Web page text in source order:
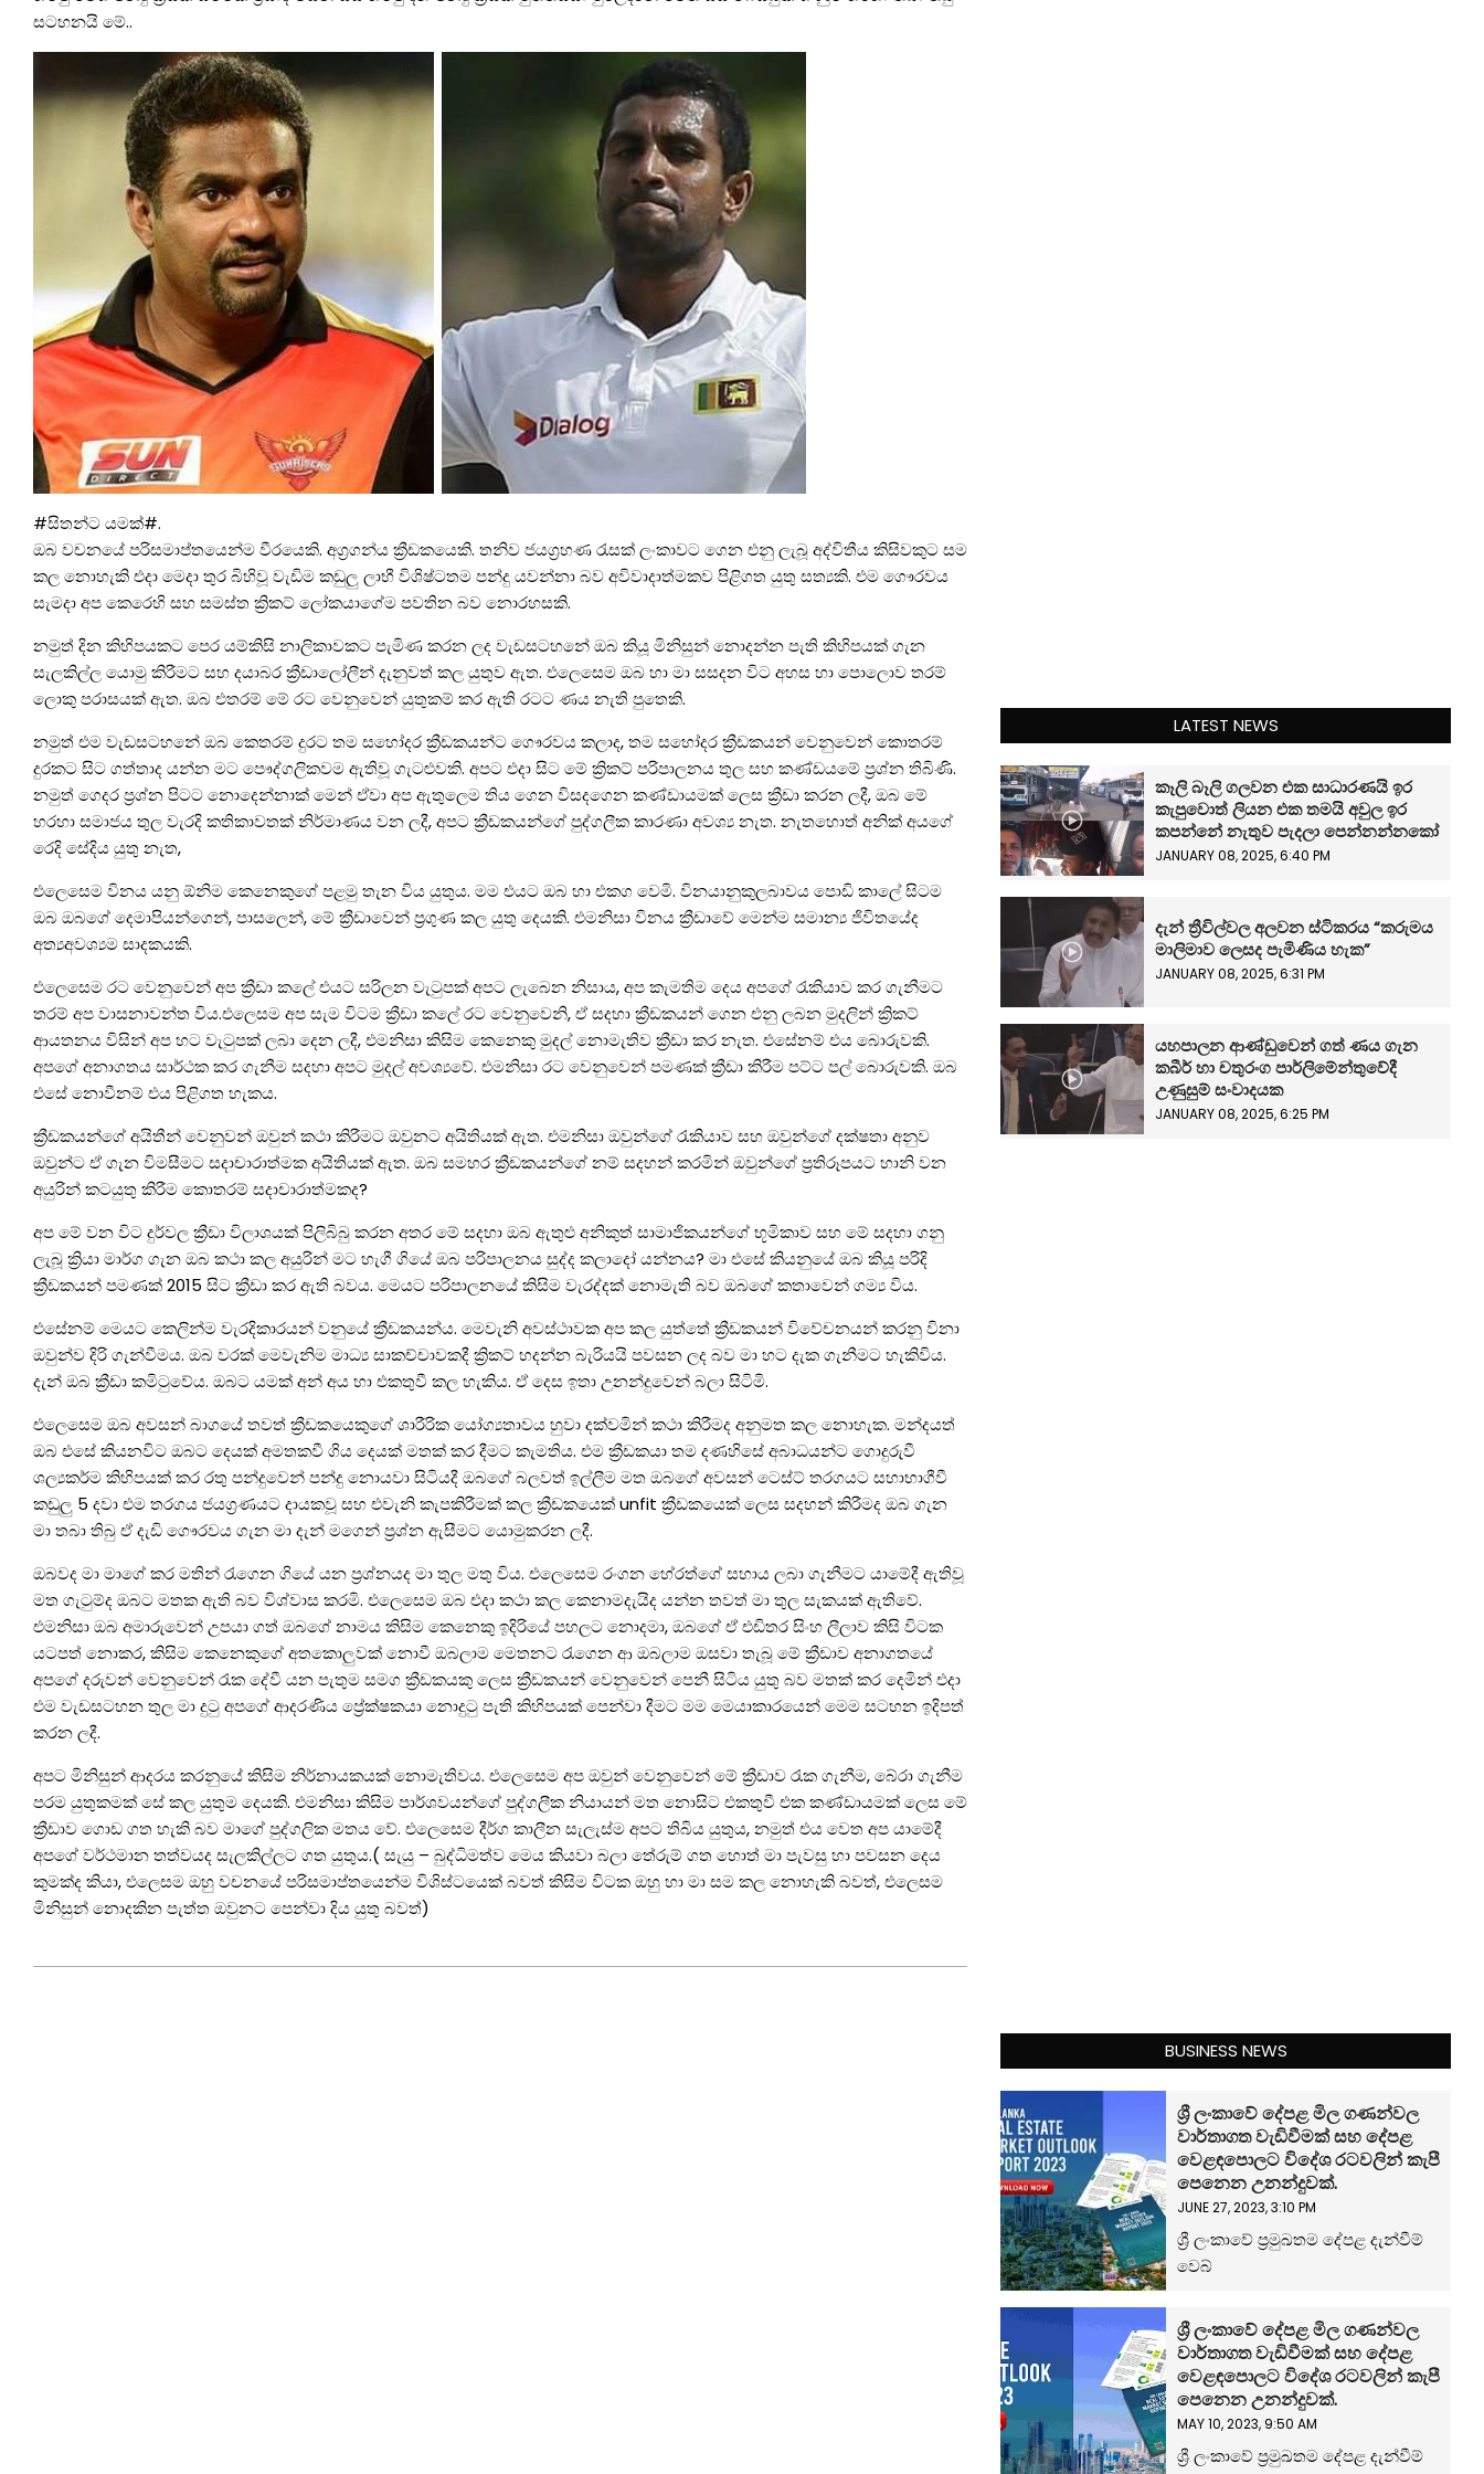
සටහනයි මේ..
#සිතන්ට යමක්#.
ඔබ වචනයේ පරිසමාප්තයෙන්ම වීරයෙකි. අග්‍රගන්ය ක්‍රීඩකයෙකි. තනිව ජයග්‍රහණ රැසක් ලංකාවට ගෙන එනු ලැබූ අද්විතීය කිසිවකුට සම
කල නොහැකි එදා මෙදා තුර බිහිවූ වැඩිම කඩුලු ලාභී විශිෂ්ටතම පන්දු යවන්නා බව අවිවාදාත්මකව පිළිගත යුතු සත්‍යකි. එම ගෞරවය
සැමදා අප කෙරෙහි සහ සමස්ත ක්‍රිකට් ලෝකයාගේම පවතින බව නොරහසකි.
නමුත් දින කිහිපයකට පෙර යම්කිසි නාලිකාවකට පැමිණ කරන ලද වැඩසටහනේ ඔබ කියූ මිනිසුන් නොදන්න පැති කිහිපයක් ගැන
සැලකිල්ල යොමු කිරීමට සහ දයාබර ක්‍රීඩාලෝලීන් දැනුවත් කල යුතුව ඇත. එලෙසෙම ඔබ හා මා සසදන විට අහස හා පොලොව තරම්
ලොකු පරාසයක් ඇත. ඔබ එතරම් මේ රට වෙනුවෙන් යුතුකම් කර ඇති රටට ණය නැති පුතෙකි.
නමුත් එම වැඩසටහනේ ඔබ කෙතරම් දුරට තම සහෝදර ක්‍රීඩකයන්ට ගෞරවය කලාද, තම සහෝදර ක්‍රීඩකයන් වෙනුවෙන් කොතරම්
දුරකට සිට ගත්තාද යන්න මට පෞද්ගලිකවම ඇතිවූ ගැටළුවකි. අපට එදා සිට මේ ක්‍රිකට් පරිපාලනය තුල සහ කණ්ඩයමේ ප්‍රශ්න තිබිණි.
නමුත් ගෙදර ප්‍රශ්න පිටට නොදෙන්නාක් මෙන් ඒවා අප ඇතුලෙම තිය ගෙන විසදගෙන කණ්ඩායමක් ලෙස ක්‍රීඩා කරන ලදී, ඔබ මේ
හරහා සමාජය තුල වැරදි කතිකාවතක් නිර්මාණය වන ලදී, අපට ක්‍රීඩකයන්ගේ පුද්ගලීක කාරණා අවශ්‍ය නැත. නැතහොත් අනික් අයගේ
රෙදි සේදිය යුතු නැත,
එලෙසෙම විනය යනු ඕනිම කෙනෙකුගේ පළමු තැන විය යුතුය. මම එයට ඔබ හා එකග වෙමි. විනයානුකුලබාවය පොඩි කාලේ සිටම
ඔබ ඔබගේ දෙමාපියන්ගෙන්, පාසලෙන්, මේ ක්‍රීඩාවෙන් ප්‍රගුණ කල යුතු දෙයකි. එමනිසා විනය ක්‍රීඩාවේ මෙන්ම සමාන්‍ය ජිවිතයේද
අත්‍යඅවශ්‍යම සාදකයකි.
එලෙසෙම රට වෙනුවෙන් අප ක්‍රීඩා කලේ එයට සරිලන වැටුපක් අපට ලැබෙන නිසාය, අප කැමතිම දෙය අපගේ රැකියාව කර ගැනීමට
තරම් අප වාසනාවන්ත විය.එලෙසම අප සැම විටම ක්‍රීඩා කලේ රට වෙනුවෙනි, ඒ සදහා ක්‍රීඩකයන් ගෙන එනු ලබන මුදලින් ක්‍රිකට්
ආයතනය විසින් අප හට වැටුපක් ලබා දෙන ලදී, එමනිසා කිසිම කෙනෙකු මුදල් නොමැතිව ක්‍රීඩා කර නැත. එසේනම් එය බොරුවකි.
අපගේ අනාගතය සාර්ථක කර ගැනීම සදහා අපට මුදල් අවශ්‍යවේ. එමනිසා රට වෙනුවෙන් පමණක් ක්‍රීඩා කිරීම පට්ට පල් බොරුවකි. ඔබ
එසේ නොවීනම් එය පිළිගත හැකය.
ක්‍රීඩකයන්ගේ අයිතීන් වෙනුවන් ඔවුන් කථා කිරීමට ඔවුනට අයිතියක් ඇත. එමනිසා ඔවුන්ගේ රැකියාව සහ ඔවුන්ගේ දක්ෂතා අනුව
ඔවුන්ට ඒ ගැන විමසීමට සදාචාරාත්මක අයිතියක් ඇත. ඔබ සමහර ක්‍රීඩකයන්ගේ නම් සදහන් කරමින් ඔවුන්ගේ ප්‍රතිරූපයට හානි වන
අයුරින් කටයුතු කිරීම කොතරම් සදාචාරාත්මකද?
අප මේ වන විට දුර්වල ක්‍රීඩා විලාශයක් පිලිබිබු කරන අතර මේ සදහා ඔබ ඇතුළු අනිකුත් සාමාජිකයන්ගේ භූමිකාව සහ මේ සදහා ගනු
ලැබූ ක්‍රියා මාර්ග ගැන ඔබ කථා කල අයුරින් මට හැගී ගියේ ඔබ පරිපාලනය සුද්ද කලාදෝ යන්නය? මා එසේ කියනුයේ ඔබ කියූ පරිදි
ක්‍රීඩකයන් පමණක් 2015 සිට ක්‍රීඩා කර ඇති බවය. මෙයට පරිපාලනයේ කිසිම වැරද්දක් නොමැති බව ඔබගේ කතාවෙන් ගම්‍ය විය.
එසේනම් මෙයට කෙලින්ම වැරදිකාරයන් වනුයේ ක්‍රීඩකයන්ය. මෙවැනි අවස්ථාවක අප කල යුත්තේ ක්‍රීඩකයන් විවේචනයන් කරනු විනා
ඔවුන්ව දිරි ගැන්වීමය. ඔබ වරක් මෙවැනිම මාධ්‍ය සාකච්චාවකදී ක්‍රිකට් හදන්න බැරියයි පවසන ලද බව මා හට දැක ගැනීමට හැකිවිය.
දැන් ඔබ ක්‍රීඩා කමිටුවේය. ඔබට යමක් අන් අය හා එකතුවී කල හැකිය. ඒ දෙස ඉතා උනන්දුවෙන් බලා සිටිමි.
එලෙසෙම ඔබ අවසන් බාගයේ තවත් ක්‍රීඩකයෙකුගේ ශාරීරික යෝග්‍යතාවය හුවා දක්වමින් කථා කිරීමද අනුමත කල නොහැක. මන්දයත්
ඔබ එසේ කියනවිට ඔබට දෙයක් අමතකවී ගිය දෙයක් මතක් කර දීමට කැමතිය. එම ක්‍රීඩකයා තම දණහිසේ අබාධයන්ට ගොදුරුවී
ශල්‍යකර්ම කිහිපයක් කර රතු පන්දුවෙන් පන්දු නොයවා සිටියදී ඔබගේ බලවත් ඉල්ලීම මත ඔබගේ අවසන් ටෙස්ට් තරගයට සහාභාගීවී
කඩුලු 5 දවා එම තරගය ජයග්‍රණයට දායකවූ සහ එවැනි කැපකිරීමක් කල ක්‍රීඩකයෙක් unfit ක්‍රීඩකයෙක් ලෙස සදහන් කිරීමද ඔබ ගැන
මා තබා තිබු ඒ දැඩි ගෞරවය ගැන මා දැන් මගෙන් ප්‍රශ්න ඇසීමට යොමුකරන ලදී.
ඔබවද මා මාගේ කර මතින් රැගෙන ගියේ යන ප්‍රශ්නයද මා තුල මතු විය. එලෙසෙම රංගන හේරත්ගේ සහාය ලබා ගැනීමට යාමේදී ඇතිවූ
මත ගැටුම්ද ඔබට මතක ඇති බව විශ්වාස කරමි. එලෙසෙම ඔබ එදා කථා කල කෙනාමදැයිද යන්න තවත් මා තුල සැකයක් ඇතිවේ.
එමනිසා ඔබ අමාරුවෙන් උපයා ගත් ඔබගේ නාමය කිසිම කෙනෙකු ඉදිරියේ පහලට නොදමා, ඔබගේ ඒ එඩිතර සිංහ ලීලාව කිසි විටක
යටපත් නොකර, කිසිම කෙනෙකුගේ අතකොලුවක් නොවී ඔබලාම මෙතනට රැගෙන ආ ඔබලාම ඔසවා තැබූ මේ ක්‍රීඩාව අනාගතයේ
අපගේ දරුවන් වෙනුවෙන් රැක දේවී යන පැතුම සමග ක්‍රීඩකයකු ලෙස ක්‍රීඩකයන් වෙනුවෙන් පෙනී සිටිය යුතු බව මතක් කර දෙමින් එදා
එම වැඩසටහන තුල මා දුටු අපගේ ආදරණිය ප්‍රේක්ෂකයා නොදුටු පැති කිහිපයක් පෙන්වා දීමට මම මෙයාකාරයෙන් මෙම සටහන ඉදිපත්
කරන ලදී.
අපට මිනිසුන් ආදරය කරනුයේ කිසිම නිර්නායකයක් නොමැතිවය. එලෙසෙම අප ඔවුන් වෙනුවෙන් මේ ක්‍රීඩාව රැක ගැනීම, බේරා ගැනීම
පරම යුතුකමක් සේ කල යුතුම දෙයකි. එමනිසා කිසිම පාර්ශවයන්ගේ පුද්ගලීක නියායන් මත නොසිට එකතුවී එක කණ්ඩායමක් ලෙස මේ
ක්‍රීඩාව ගොඩ ගත හැකි බව මාගේ පුද්ගලික මතය වේ. එලෙසෙම දීර්ග කාලීන සැලැස්ම අපට තිබිය යුතුය, නමුත් එය වෙත අප යාමේදී
අපගේ වර්ථමාන තත්වයද සැලකිල්ලට ගත යුතුය.( සැයු – බුද්ධිමත්ව මෙය කියවා බලා තේරුම් ගත හොත් මා පැවසු හා පවසන දෙය
කුමක්ද කියා, එලෙසම ඔහු වචනයේ පරිසමාප්තයෙන්ම විශිස්ටයෙක් බවත් කිසිම විටක ඔහු හා මා සම කල නොහැකි බවත්, එලෙසම
මිනිසුන් නොදකින පැත්ත ඔවුනට පෙන්වා දිය යුතු බවත්)
LATEST NEWS
කෑලි බෑලි ගලවන එක සාධාරණයි ඉර
කැපුවොත් ලියන එක තමයි අවුල ඉර
කපන්නේ නැතුව පැදලා පෙන්නන්නකෝ
JANUARY 08, 2025, 6:40 PM
දැන් ත්‍රීවිල්වල අලවන ස්ටිකරය “කරුමය
මාලිමාව ලෙසද පැමිණිය හැක”
JANUARY 08, 2025, 6:31 PM
යහපාලන ආණ්ඩුවෙන් ගත් ණය ගැන
කබීර් හා චතුරංග පාර්ලිමේන්තුවේදී
උණුසුම් සංවාදයක
JANUARY 08, 2025, 6:25 PM
BUSINESS NEWS
ශ්‍රී ලංකාවේ දේපළ මිල ගණන්වල
වාර්තාගත වැඩිවීමක් සහ දේපළ
වෙළඳපොලට විදේශ රටවලින් කැපී
පෙනෙන උනන්දුවක්.
JUNE 27, 2023, 3:10 PM
ශ්‍රී ලංකාවේ ප්‍රමුඛතම දේපළ දැන්වීම්
වෙබ්
ශ්‍රී ලංකාවේ දේපළ මිල ගණන්වල
වාර්තාගත වැඩිවීමක් සහ දේපළ
වෙළඳපොලට විදේශ රටවලින් කැපී
පෙනෙන උනන්දුවක්.
MAY 10, 2023, 9:50 AM
ශ්‍රී ලංකාවේ ප්‍රමුඛතම දේපළ දැන්වීම්